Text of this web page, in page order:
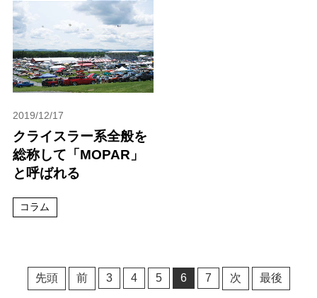
2019/12/17
クライスラー系全般を
総称して「MOPAR」
と呼ばれる
コラム
先頭 前 3 4 5 6 7 次 最後